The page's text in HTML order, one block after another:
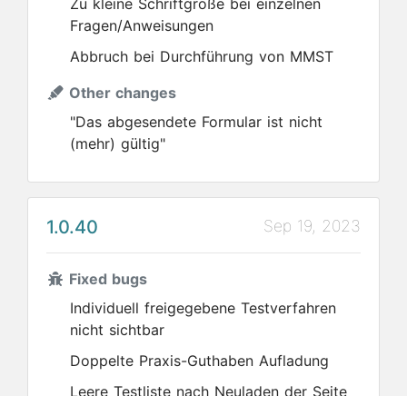
Zu kleine Schriftgröße bei einzelnen
Fragen/Anweisungen
Abbruch bei Durchführung von MMST
Other changes
"Das abgesendete Formular ist nicht
(mehr) gültig"
1.0.40 Sep 19, 2023
Fixed bugs
Individuell freigegebene Testverfahren
nicht sichtbar
Doppelte Praxis-Guthaben Aufladung
Leere Testliste nach Neuladen der Seite